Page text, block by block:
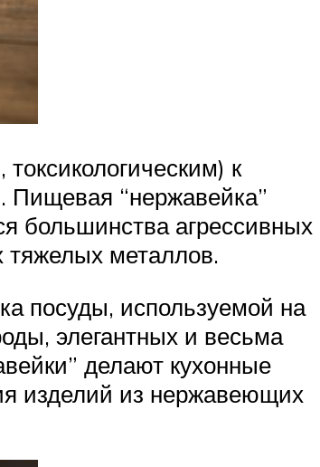
к
Пищевая “нержавейка”
большинства агрессивных
тяжелых металлов.
посуды, используемой на
элегантных и весьма
делают кухонные
изделий из нержавеющих